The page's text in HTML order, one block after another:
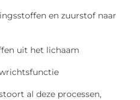
en zuurstof naar
uit het lichaam
al deze processen,